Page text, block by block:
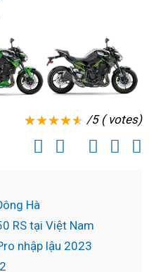
/5 ( votes)
Hà
RS tại Việt Nam
nhập lậu 2023